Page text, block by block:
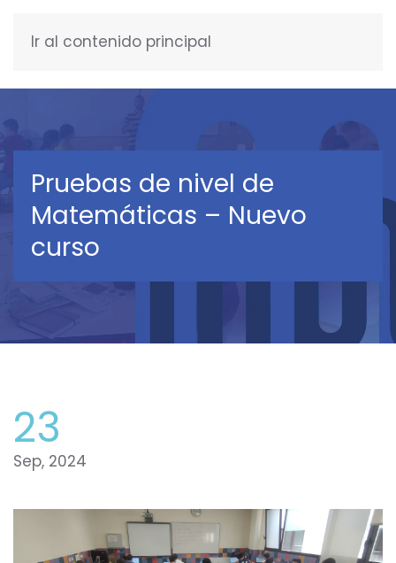
Ir al contenido principal
Pruebas de nivel de
Matemáticas – Nuevo
curso
23
Sep, 2024